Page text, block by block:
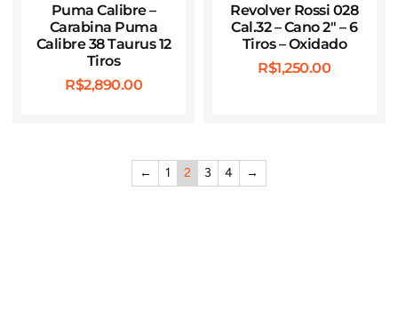
Puma Calibre –
Carabina Puma
Calibre 38 Taurus 12
Tiros
R$2,890.00
Revolver Rossi 028
Cal.32 – Cano 2″ – 6
Tiros – Oxidado
R$1,250.00
← 1 2 3 4 →